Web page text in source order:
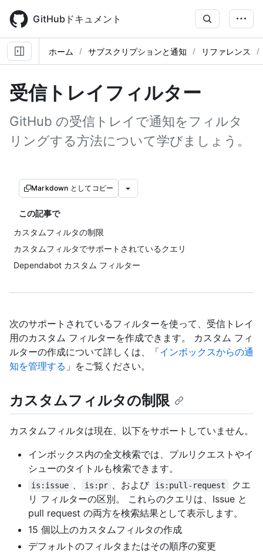
main
content
GitHubドキュメント
ホーム サブスクリプションと通知 リファレンス
受信トレイフィルター
GitHub の受信トレイで通知をフィルタ
リングする方法について学びましょう。
Markdown としてコピー
この記事で
カスタムフィルタの制限
カスタムフィルタでサポートされているクエリ
Dependabot カスタム フィルター
次のサポートされているフィルターを使って、受信トレイ
用のカスタム フィルターを作成できます。 カスタム フィ
ルターの作成について詳しくは、「インボックスからの通
知を管理する 」をご覧ください。
カスタムフィルタの制限
カスタムフィルタは現在、以下をサポートしていません。
インボックス内の全文検索では、プルリクエストやイ
シューのタイトルも検索できます。
is:issue 、 is:pr 、および is:pull-request
クエ
リ フィルターの区別。 これらのクエリは、Issue と
pull request の両方を検索結果として表示します。
15 個以上のカスタムフィルタの作成
デフォルトのフィルタまたはその順序の変更